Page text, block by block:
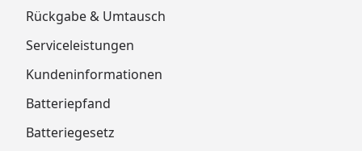
Rückgabe & Umtausch
Serviceleistungen
Kundeninformationen
Batteriepfand
Batteriegesetz